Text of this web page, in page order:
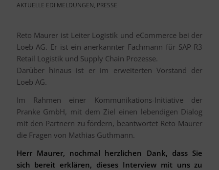
AKTUELLE EDI MELDUNGEN, PRESSE
Reto Maurer ist Leiter Logistik und eCommerce bei der
Loeb AG. Er ist ein anerkannter Fachmann für SAP R3
Retail Logistik und Supply Chain Prozesse.
Darüber hinaus ist er im erweiterten Vorstand der
Loeb AG.
Im Rahmen einer Kommunikations-Initiative der
Pranke GmbH, mit dem Ziel einen lebendigen Dialog
mit den Partnern zu fördern, beantwortet Reto Maurer
die Fragen von Mathias Guthmann.
Herr Maurer, nochmal herzlichen Dank, dass Sie
sich bereit erklären, dieses Interview mit uns zu